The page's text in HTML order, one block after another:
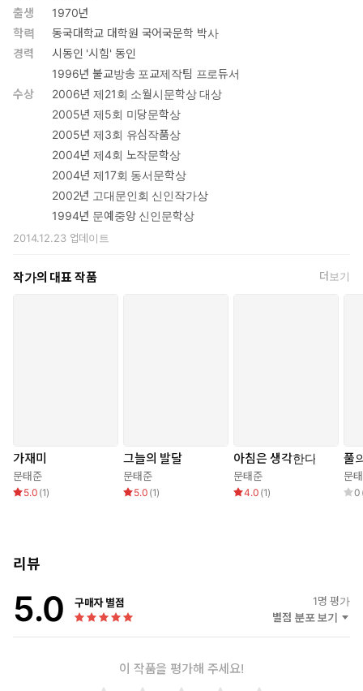
향 마을 어귀의 고갯길, 뜰, 채마밭, 빈 처, 허공, 오래된 숲과 사찰 경
내, 계절, 삶과 죽음의 경계에 선 미약한 존재 등 이미 문태준의 이전
시를 통해 익숙해진 장소와 시간이 빚어낸 또 다른 무늬를 밟게 된
다. 문태준의 시는, 그저 창가와 문턱에 앉아서 사물과 자연을 관조
하고 그리하여 마음에 떠오른 심상을 상징과 비유로 그려낸 것이 아
니다. 일단 시인은 “붉고 젖은 흙길”을 마다하지 않고 “바람의
살”(「나는 오래 걷는다」)을 만지며 부지런히 걷고 또 걷는다. 그
렇다고 바깥에 서 있는 자의 어쭙잖은 시선으로 사물과 자연의 안쪽
에 섣부른 일체감이나 동질감의 악수를 청하지 않는다. “물렁물렁한
바퀴”(「思慕」)처럼 부지런하고 탄력 있는 그의 발걸음과 창조적
인 시선은 낯익은 풍경을 번뜩이는 낯선 상상력으로 백지에 찍어
낼 줄 안다. 이를테면 “먼 곳 수평선 푸른 마루” 속에서 흔들리는
“격랑”(「마루」)의 소리를, “한 마리 잠자리가 만들어놓은” 고요
버리는 순간을, “바닥에 바짝 엎드린 가재미처럼” 누워 있는 그녀 곁
에 나 역시 나란히 누워 “그녀가 살던 파랑 같은 날들”(「가재미」)
고 있다(“검게 옻칠한 관 속을 한 빛이 흐른다/빛에도 客愁가 있다/
움직이는 빛 사이를 흐르며 나는/목숨이 다하면 가 머무르는 中陰을
생각하느니/이생과 내생 그 사이를 왜 습한 그늘이라 했을까/매미는
주어야 한다(시인의 산문-시집 뒤표지 글)고 고백하는 시인에게 평
주체의 심미적 욕망마저 비우는 극빈과 수평의 시학”을 펼치는 “겸
손한 서정”(이광호 시집 해설)이라고 답했다. 문태준 시집 『가재
르는/흉측한 웅덩이”에서 길어 올린 “황홀한 폐허”(「슬픈 샘이 하
출생
1970년
학력
동국대학교 대학원 국어국문학 박사
경력
시동인 '시힘' 동인
1996년 불교방송 포교제작팀 프로듀서
수상
2006년 제21회 소월시문학상 대상
2005년 제5회 미당문학상
2005년 제3회 유심작품상
2004년 제4회 노작문학상
2004년 제17회 동서문학상
2002년 고대문인회 신인작가상
1994년 문예중앙 신인문학상
2014.12.23업데이트
작가의 대표 작품 더보기
가재미
문태준
5.0 (1)
그늘의 발달
문태준
5.0 (1)
아침은 생각한다
문태준
4.0 (1)
풀
문
0
리뷰
5.0 구매자 별점 1명 평가
별점 분포 보기
이 작품을 평가해 주세요!